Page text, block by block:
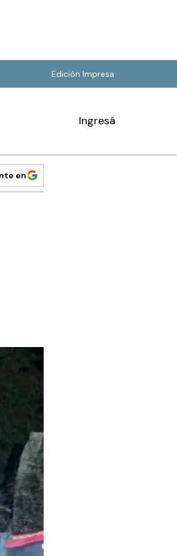
Edición Impresa
Ingresá
en